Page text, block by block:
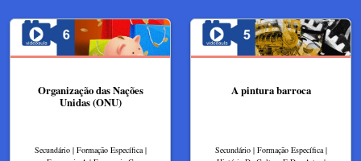
Organização das Nações
Unidas (ONU)
Secundário | Formação Específica |
A pintura barroca
Secundário | Formação Específica |